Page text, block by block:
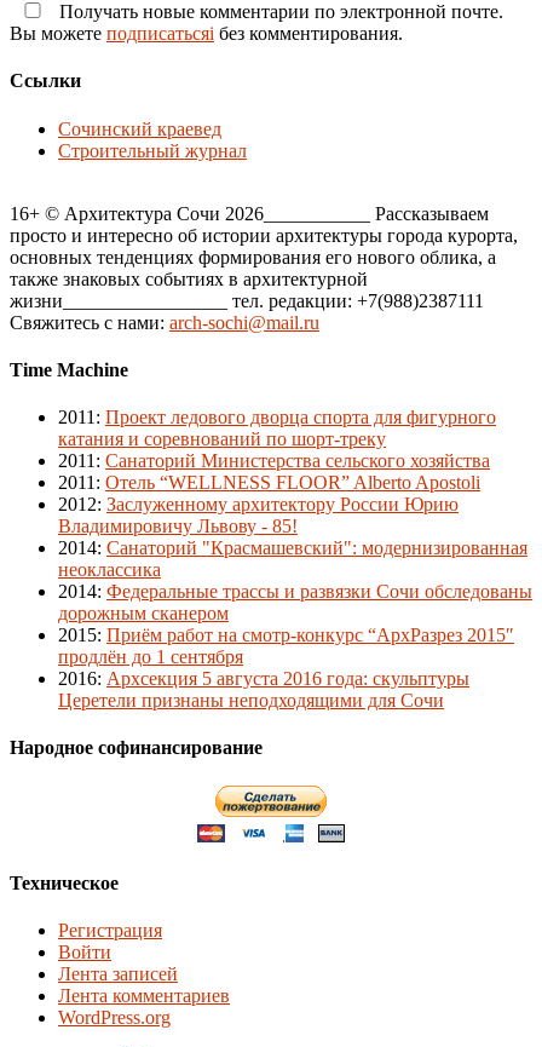
Получать новые комментарии по электронной почте.
Вы можете подписатьсяi без комментирования.
Ссылки
Сочинский краевед
Строительный журнал
16+ © Архитектура Сочи 2026___________ Рассказываем
просто и интересно об истории архитектуры города курорта,
основных тенденциях формирования его нового облика, а
также знаковых событиях в архитектурной
жизни_________________ тел. редакции: +7(988)2387111
Свяжитесь с нами: arch-sochi@mail.ru
Time Machine
2011 : Проект ледового дворца спорта для фигурного
катания и соревнований по шорт-треку
2011 : Санаторий Министерства сельского хозяйства
2011 : Отель “WELLNESS FLOOR” Alberto Apostoli
2012: Заслуженному архитектору России Юрию
Владимировичу Львову - 85!
2014: Санаторий "Красмашевский": модернизированная
неоклассика
2014: Федеральные трассы и развязки Сочи обследованы
дорожным сканером
2015: Приём работ на смотр-конкурс “АрхРазрез 2015″
продлён до 1 сентября
2016: Архсекция 5 августа 2016 года: скульптуры
Церетели признаны неподходящими для Сочи
Народное софинансирование
Техническое
Регистрация
Войти
Лента записей
Лента комментариев
WordPress.org